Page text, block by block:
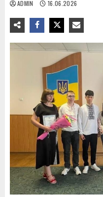
ADMIN 16.06.2026